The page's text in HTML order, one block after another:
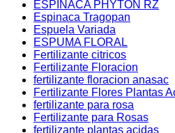
ESPINACA PHYTON RZ
Espinaca Tragopan
Espuela Variada
ESPUMA FLORAL
Fertilizante citricos
Fertilizante Floracion
fertilizante floracion anasac
Fertilizante Flores Plantas
fertilizante para rosa
Fertilizante para Rosas
fertilizante plantas acidas